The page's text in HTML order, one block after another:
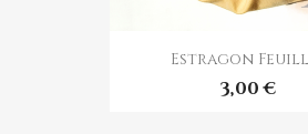
Estragon
3,00 €